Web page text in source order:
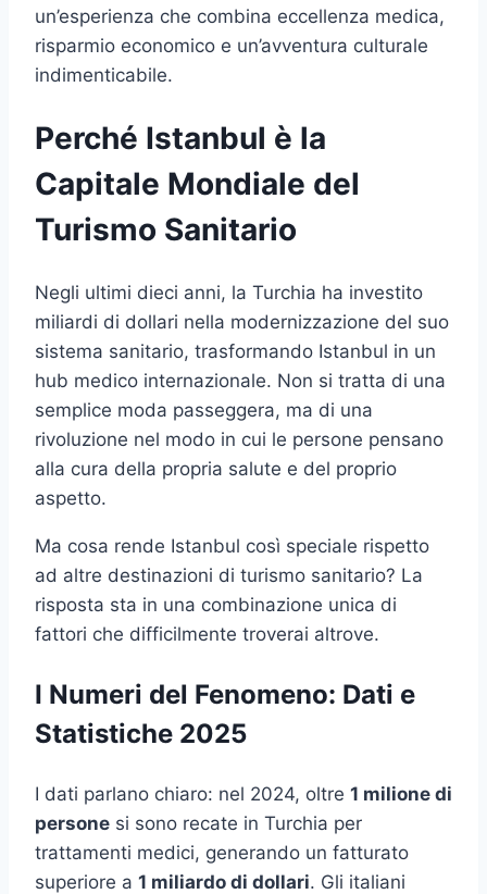
un’esperienza che combina eccellenza medica,
risparmio economico e un’avventura culturale
indimenticabile.
Perché Istanbul è la
Capitale Mondiale del
Turismo Sanitario
Negli ultimi dieci anni, la Turchia ha investito
miliardi di dollari nella modernizzazione del suo
sistema sanitario, trasformando Istanbul in un
hub medico internazionale. Non si tratta di una
semplice moda passeggera, ma di una
rivoluzione nel modo in cui le persone pensano
alla cura della propria salute e del proprio
aspetto.
Ma cosa rende Istanbul così speciale rispetto
ad altre destinazioni di turismo sanitario? La
risposta sta in una combinazione unica di
fattori che difficilmente troverai altrove.
I Numeri del Fenomeno: Dati e
Statistiche 2025
I dati parlano chiaro: nel 2024, oltre 1 milione di
persone si sono recate in Turchia per
trattamenti medici, generando un fatturato
superiore a 1 miliardo di dollari. Gli italiani